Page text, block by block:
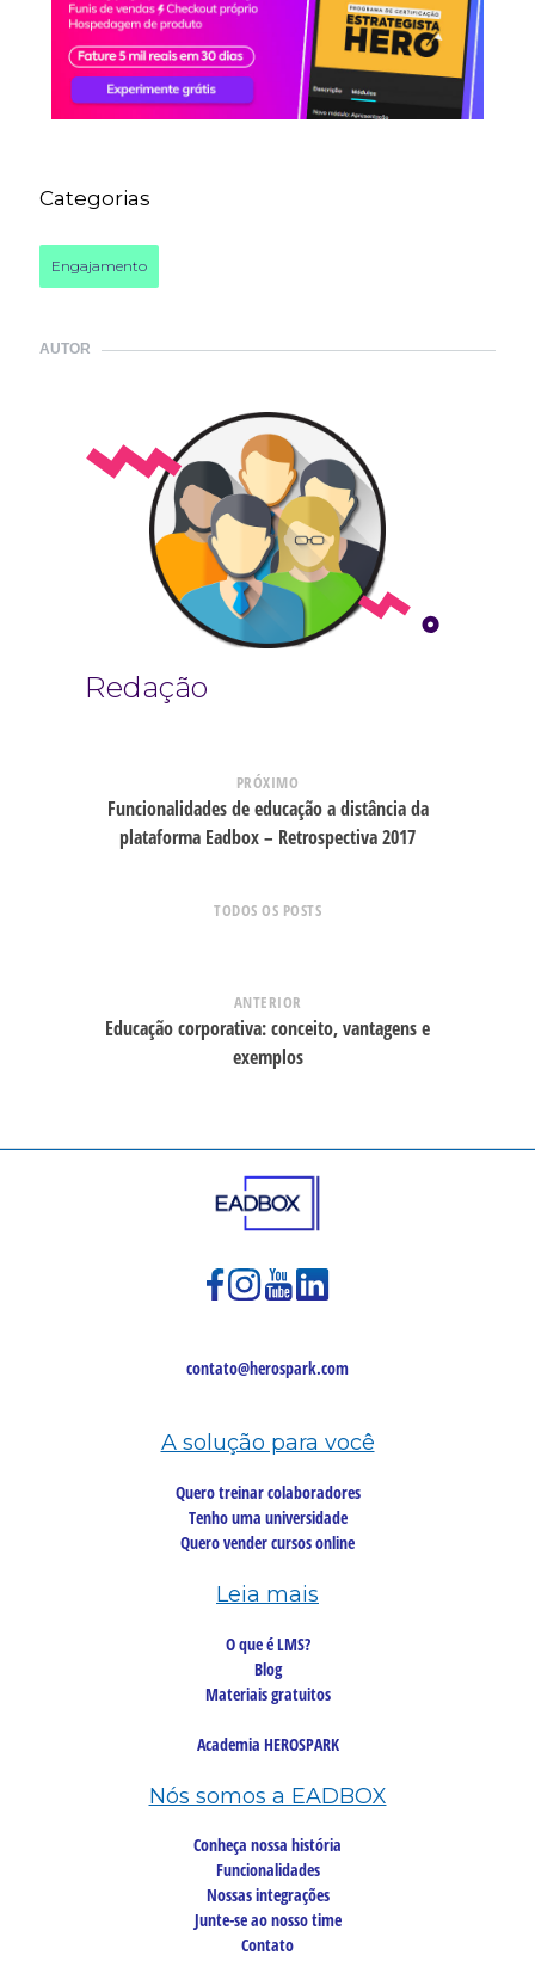
Categorias
Engajamento
AUTOR
Redação
PRÓXIMO
Funcionalidades de educação a distância da
plataforma Eadbox – Retrospectiva 2017
TODOS OS POSTS
ANTERIOR
Educação corporativa: conceito, vantagens e
exemplos
contato@herospark.com
A solução para você
Quero treinar colaboradores
Tenho uma universidade
Quero vender cursos online
Leia mais
O que é LMS?
Blog
Materiais gratuitos
Academia HEROSPARK
Nós somos a EADBOX
Conheça nossa história
Funcionalidades
Nossas integrações
Junte-se ao nosso time
Contato